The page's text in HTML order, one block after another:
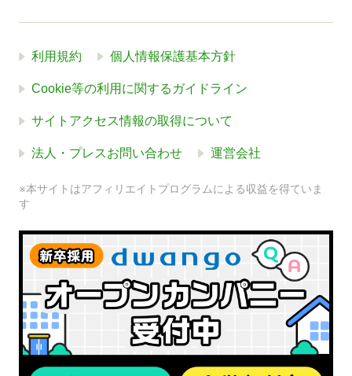
利用規約 個人情報保護基本方針
Cookie等の利用に関するガイドライン
サイトアクセス情報の取得について
法人・プレスお問い合わせ 運営会社
※本サイトはアフィリエイトプログラムによる収益を得ていま
す